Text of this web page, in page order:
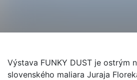
Výstava FUNKY DUST je ostrým
slovenského maliara Juraja